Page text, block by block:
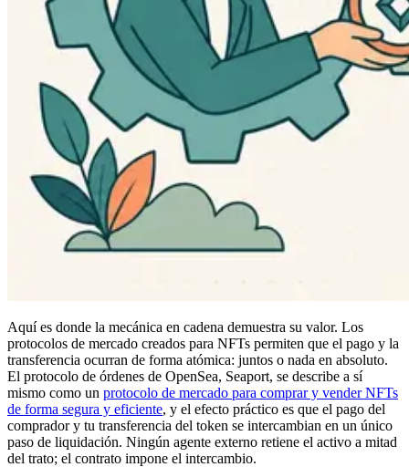
Aquí es donde la mecánica en cadena demuestra su valor. Los
protocolos de mercado creados para NFTs permiten que el pago y la
transferencia ocurran de forma atómica: juntos o nada en absoluto.
El protocolo de órdenes de OpenSea, Seaport, se describe a sí
mismo como un protocolo de mercado para comprar y vender NFTs
de forma segura y eficiente, y el efecto práctico es que el pago del
comprador y tu transferencia del token se intercambian en un único
paso de liquidación. Ningún agente externo retiene el activo a mitad
del trato; el contrato impone el intercambio.